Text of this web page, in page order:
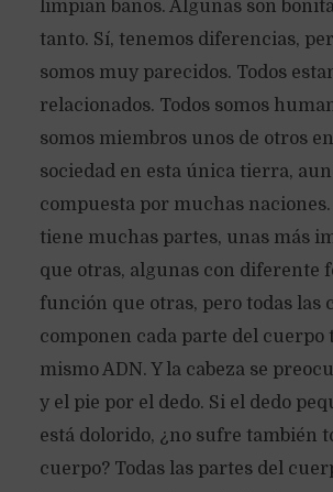
limpian baños. Algunas son
tanto. Sí, tenemos diferencias,
somos muy parecidos. Todos
relacionados. Todos somos
somos miembros unos de otros
sociedad en esta única tierra,
compuesta por muchas
tiene muchas partes, unas más
que otras, algunas con diferente
función que otras, pero todas las
componen cada parte del cuerpo
mismo ADN. Y la cabeza se
y el pie por el dedo. Si el dedo
está dolorido, ¿no sufre también
cuerpo? Todas las partes del